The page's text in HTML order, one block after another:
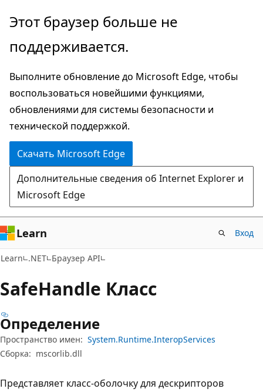
Пропустить
перейти
основному
содержимому
Переход
навигации
странице
Этот браузер больше не
поддерживается.
Выполните обновление до Microsoft Edge, чтобы
воспользоваться новейшими функциями,
обновлениями для системы безопасности и
технической поддержкой.
Скачать Microsoft Edge
Дополнительные сведения об Internet Explorer и
Microsoft Edge
Learn Вход
Learn .NET Браузер API
SafeHandle Класс
Определение
Пространство имен: System.Runtime.InteropServices
Сборка: mscorlib.dll
Представляет класс-оболочку для дескрипторов